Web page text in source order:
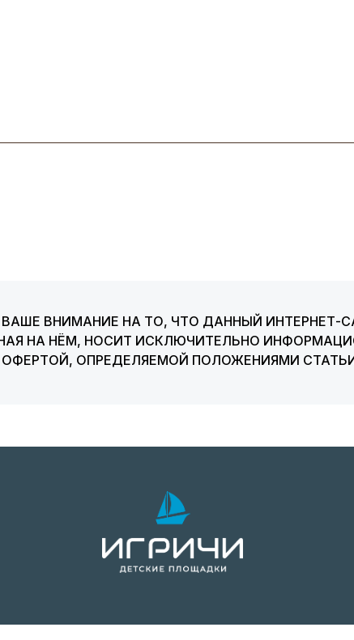
ВНИМАНИЕ НА ТО, ЧТО ДАННЫЙ ИНТЕРНЕТ-
НА НЁМ, НОСИТ ИСКЛЮЧИТЕЛЬНО
ОФЕРТОЙ, ОПРЕДЕЛЯЕМОЙ ПОЛОЖЕНИЯМИ
КАТАЛОГ